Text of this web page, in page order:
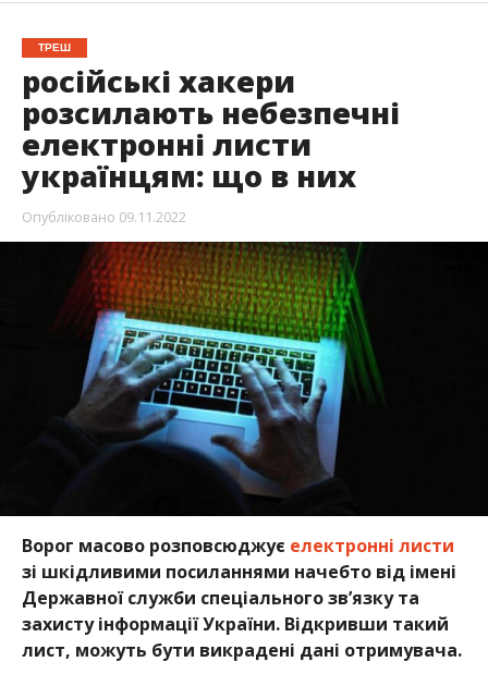
ТРЕШ
російські хакери
розсилають небезпечні
електронні листи
українцям: що в них
Опубліковано 09.11.2022
Ворог масово розповсюджує електронні листи
зі шкідливими посиланнями начебто від імені
Державної служби спеціального зв’язку та
захисту інформації України. Відкривши такий
лист, можуть бути викрадені дані отримувача.